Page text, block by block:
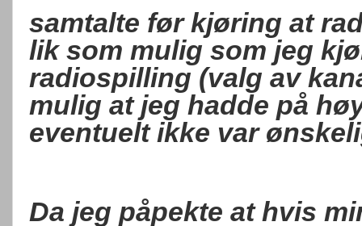
samtalte før kjøring at
lik som mulig som jeg
radiospilling (valg av
mulig at jeg hadde på
eventuelt ikke var
Da jeg påpekte at hvis